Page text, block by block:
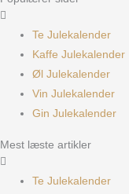
Te Julekalender
Kaffe Julekalender
Øl Julekalender
Vin Julekalender
Gin Julekalender
Mest læste artikler
Te Julekalender